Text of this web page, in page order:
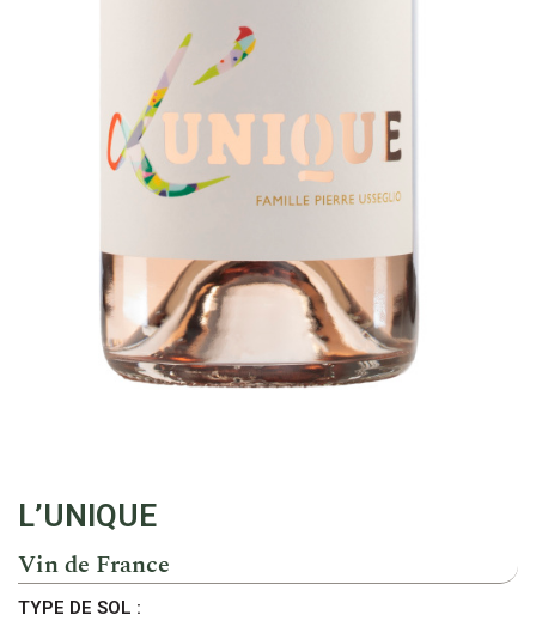
L’UNIQUE
Vin de France
TYPE DE SOL :